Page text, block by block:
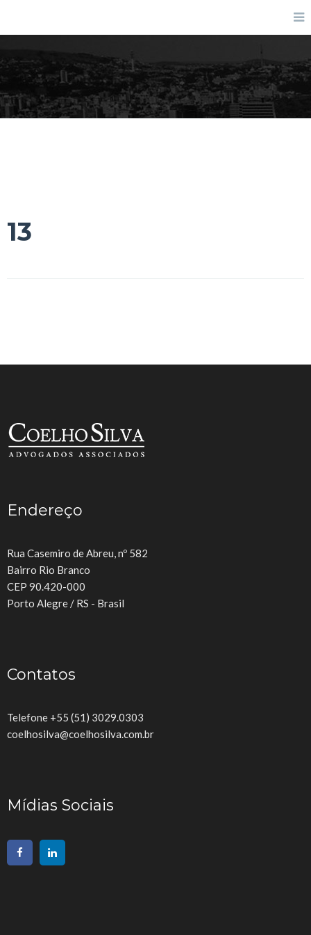
13
13
Endereço
Rua Casemiro de Abreu, nº 582
Bairro Rio Branco
CEP 90.420-000
Porto Alegre / RS - Brasil
Contatos
Telefone +55 (51) 3029.0303
coelhosilva@coelhosilva.com.br
Mídias Sociais